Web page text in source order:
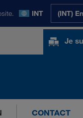
INT (INT)
Je
CONTACT